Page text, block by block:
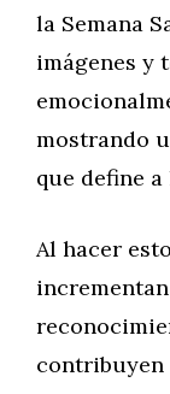
la Semana
imágenes y
mostrando
que define
Al hacer
contribuyen